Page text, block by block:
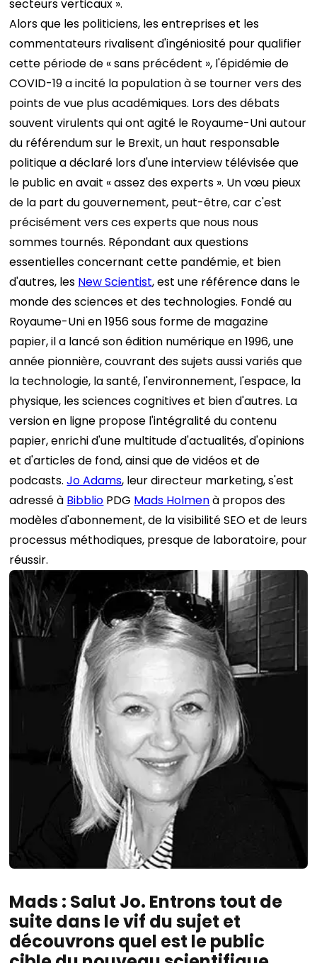
secteurs verticaux ».
Alors que les politiciens, les entreprises et les
commentateurs rivalisent d'ingéniosité pour qualifier
cette période de « sans précédent », l'épidémie de
COVID-19 a incité la population à se tourner vers des
points de vue plus académiques. Lors des débats
souvent virulents qui ont agité le Royaume-Uni autour
du référendum sur le Brexit, un haut responsable
politique a déclaré lors d'une interview télévisée que
le public en avait « assez des experts ». Un vœu pieux
de la part du gouvernement, peut-être, car c'est
précisément vers ces experts que nous nous
sommes tournés. Répondant aux questions
essentielles concernant cette pandémie, et bien
d'autres, les New Scientist, est une référence dans le
monde des sciences et des technologies. Fondé au
Royaume-Uni en 1956 sous forme de magazine
papier, il a lancé son édition numérique en 1996, une
année pionnière, couvrant des sujets aussi variés que
la technologie, la santé, l'environnement, l'espace, la
physique, les sciences cognitives et bien d'autres. La
version en ligne propose l'intégralité du contenu
papier, enrichi d'une multitude d'actualités, d'opinions
et d'articles de fond, ainsi que de vidéos et de
podcasts.Jo Adams, leur directeur marketing, s'est
adressé à Bibblio PDG Mads Holmenà propos des
modèles d'abonnement, de la visibilité SEO et de leurs
processus méthodiques, presque de laboratoire, pour
réussir.
Mads : Salut Jo. Entrons tout de
suite dans le vif du sujet et
découvrons quel est le public